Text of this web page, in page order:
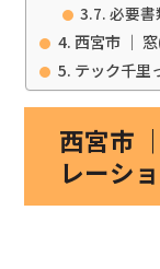
必要書
西宮市 ｜
テック千里
西宮市
レーシ